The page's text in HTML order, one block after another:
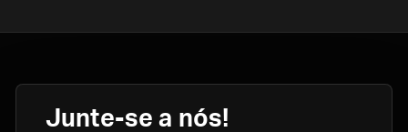
Junte-se a nós!